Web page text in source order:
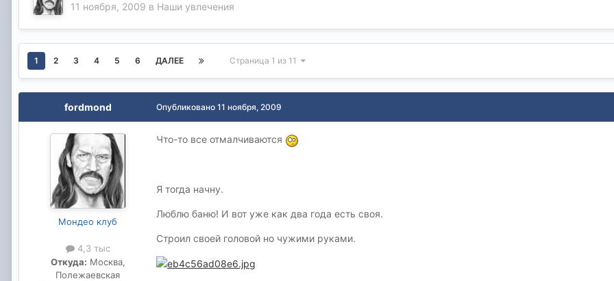
11 ноября, 2009 в Наши увлечения
1 2 3 4 5 6 ДАЛЕЕ Страница 1 из 11
fordmond
Мондео клуб
4,3 тыс
Откуда: Москва,
Полежаевская
Опубликовано 11 ноября, 2009
Что-то все отмалчиваются
Я тогда начну.
Люблю баню! И вот уже как два года есть своя.
Строил своей головой но чужими руками.